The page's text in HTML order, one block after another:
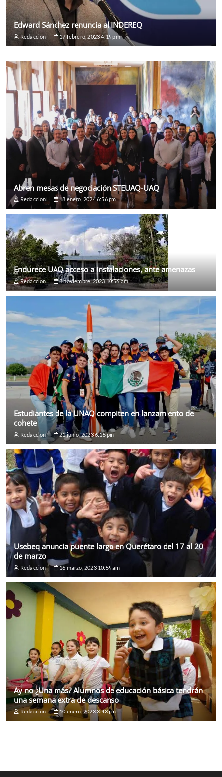
Edward Sánchez renuncia al INDEREQ
Redaccion 17 febrero, 2023 4:19 pm
Abren mesas de negociación STEUAQ-UAQ
Redaccion 18 enero, 2024 6:56 pm
Endurece UAQ acceso a instalaciones, ante amenazas
Redaccion 3 noviembre, 2023 10:56 am
Estudiantes de la UNAQ compiten en lanzamiento de
cohete
Redaccion 21 junio, 2023 6:15 pm
Usebeq anuncia puente largo en Querétaro del 17 al 20
de marzo
Redaccion 16 marzo, 2023 10:59 am
Ay no ¿Una más? Alumnos de educación básica tendrán
una semana extra de descanso
Redaccion 10 enero, 2023 3:43 pm